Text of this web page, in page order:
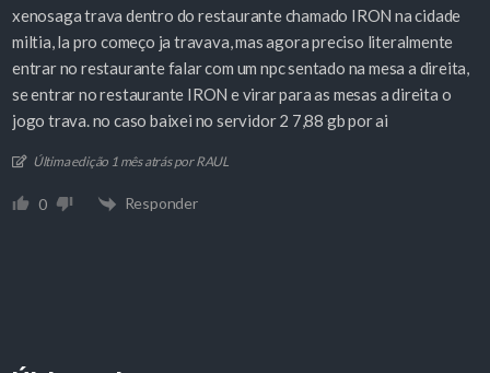
xenosaga trava dentro do restaurante chamado IRON na cidade
miltia, la pro começo ja travava, mas agora preciso literalmente
entrar no restaurante falar com um npc sentado na mesa a direita,
se entrar no restaurante IRON e virar para as mesas a direita o
jogo trava. no caso baixei no servidor 2 7,88 gb por ai
Última edição 1 mês atrás por RAUL
0 Responder